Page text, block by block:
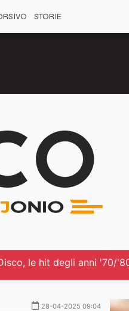
STORIE
le hit degli anni '70/
28-04-2025 09:04